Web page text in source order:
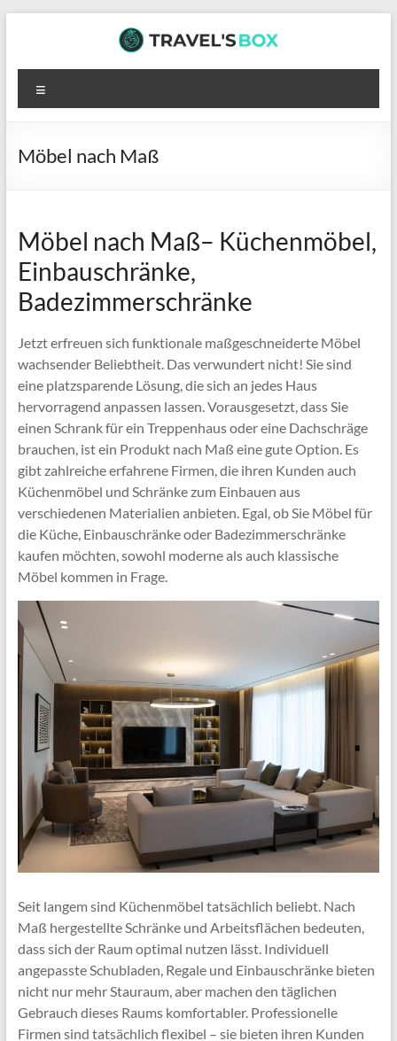
TRAVEL’S
BOX
wartet
auf
dich
Möbel nach Maß
Möbel nach Maß– Küchenmöbel,
Einbauschränke,
Badezimmerschränke
Jetzt erfreuen sich funktionale maßgeschneiderte Möbel
wachsender Beliebtheit. Das verwundert nicht! Sie sind
eine platzsparende Lösung, die sich an jedes Haus
hervorragend anpassen lassen. Vorausgesetzt, dass Sie
einen Schrank für ein Treppenhaus oder eine Dachschräge
brauchen, ist ein Produkt nach Maß eine gute Option. Es
gibt zahlreiche erfahrene Firmen, die ihren Kunden auch
Küchenmöbel und Schränke zum Einbauen aus
verschiedenen Materialien anbieten. Egal, ob Sie Möbel für
die Küche, Einbauschränke oder Badezimmerschränke
kaufen möchten, sowohl moderne als auch klassische
Möbel kommen in Frage.
Seit langem sind Küchenmöbel tatsächlich beliebt. Nach
Maß hergestellte Schränke und Arbeitsflächen bedeuten,
dass sich der Raum optimal nutzen lässt. Individuell
angepasste Schubladen, Regale und Einbauschränke bieten
nicht nur mehr Stauraum, aber machen den täglichen
Gebrauch dieses Raums komfortabler. Professionelle
Firmen sind tatsächlich flexibel – sie bieten ihren Kunden